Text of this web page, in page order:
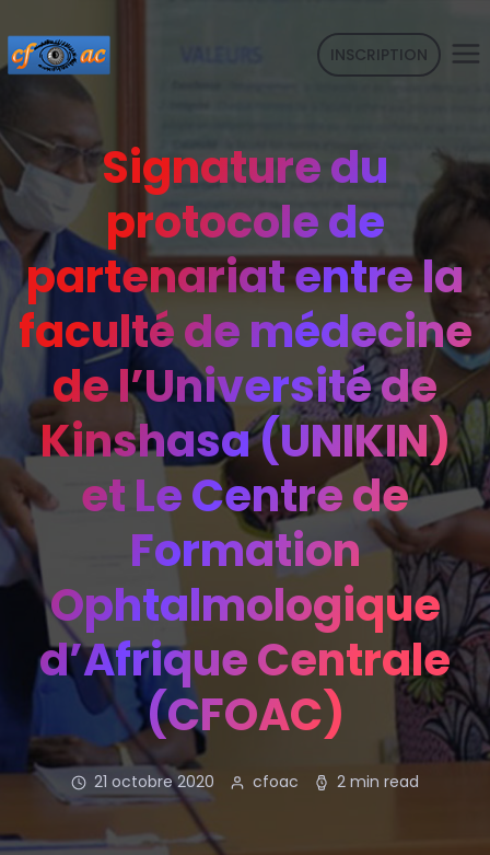
INSCRIPTION
Signature du
protocole de
partenariat entre la
faculté de médecine
de l’Université de
Kinshasa (UNIKIN)
et Le Centre de
Formation
Ophtalmologique
d’Afrique Centrale
(CFOAC)
21 octobre 2020 cfoac 2 min read